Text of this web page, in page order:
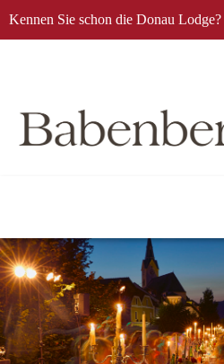
Kennen Sie schon die Donau Lodge?